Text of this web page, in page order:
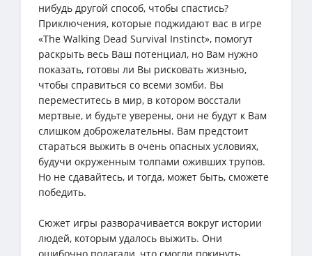
нибудь другой способ, чтобы спастись?
Приключения, которые поджидают вас в игре
«The Walking Dead Survival Instinct», помогут
раскрыть весь Ваш потенциал, но Вам нужно
показать, готовы ли Вы рисковать жизнью,
чтобы справиться со всеми зомби. Вы
переместитесь в мир, в котором восстали
мертвые, и будьте уверены, они не будут к Вам
слишком доброжелательны. Вам предстоит
стараться выжить в очень опасных условиях,
будучи окруженным толпами оживших трупов.
Но не сдавайтесь, и тогда, может быть, сможете
победить.
Сюжет игры разворачивается вокруг истории
людей, которым удалось выжить. Они